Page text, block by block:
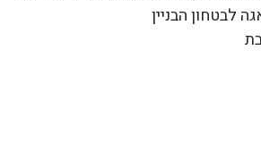
לבטחון הבניין